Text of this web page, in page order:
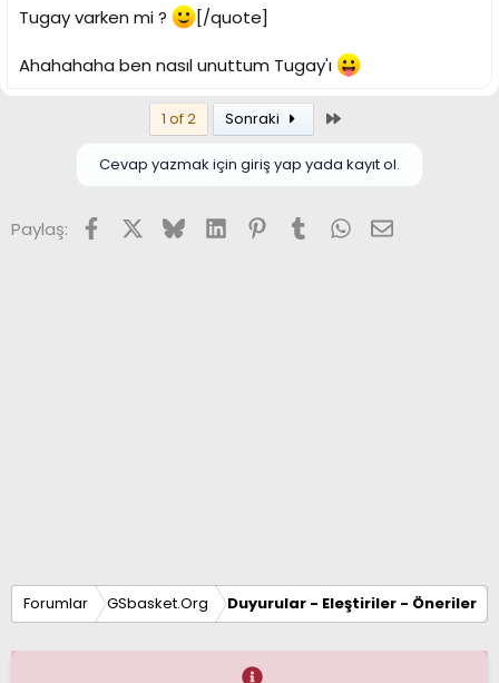
Tugay varken mi ? [/quote]
Ahahahaha ben nasıl unuttum Tugay'ı
1 of 2 Sonraki
Cevap yazmak için giriş yap yada kayıt ol.
Paylaş: FacebookX (Twitter)
BlueskyLinkedInPinterest
TumblrWhatsApp
E-posta
Forumlar GSbasket.Org Duyurular - Eleştiriler - Öneriler